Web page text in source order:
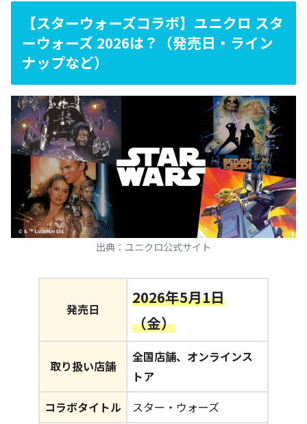
【スターウォーズコラボ】ユニクロ スタ
ーウォーズ 2026は？（発売日・ライン
ナップなど）
出典：ユニクロ公式サイト
発売日
2026年5月1日
（金）
取り扱い店舗
全国店舗、オンラインス
トア
コラボタイトル
スター・ウォーズ